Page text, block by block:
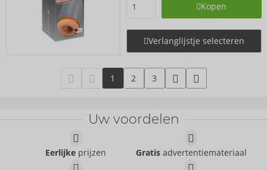
Kopen
Verlanglijstje selecteren
1 2 3
Uw voordelen
Eerlijke prijzen Gratisadvertentiemateriaal